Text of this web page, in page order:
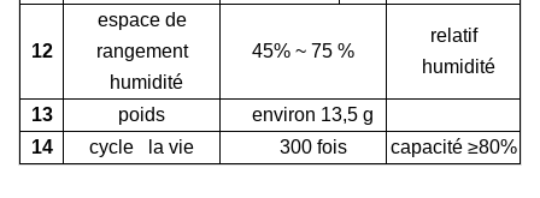
12
espace de
rangement
humidité
45% ~ 75 %
relatif
humidité
13 poids
environ 13,5 g
14
cycle la vie 300 fois capacité ≥80%